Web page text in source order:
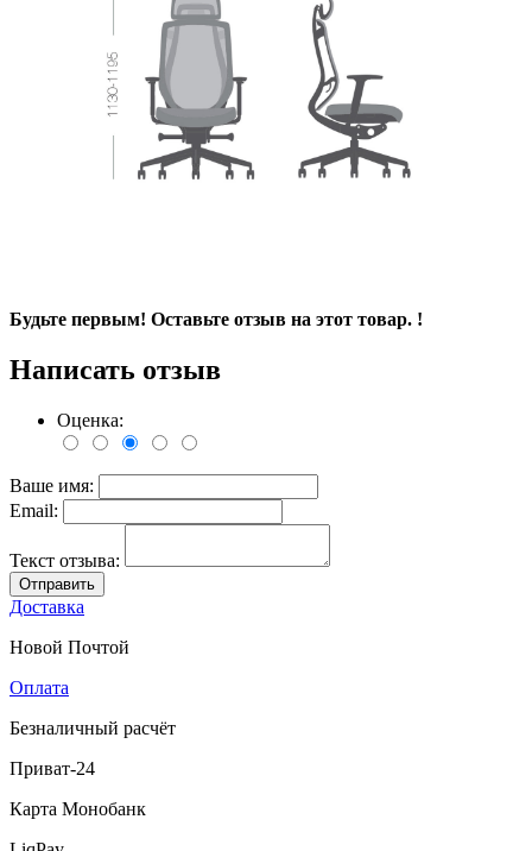
Будьте первым! Оставьте отзыв на этот товар. !
Написать отзыв
Оценка:
Ваше имя:
Email:
Текст отзыва:
Отправить
Доставка
Новой Почтой
Оплата
Безналичный расчёт
Приват-24
Карта Монобанк